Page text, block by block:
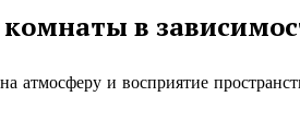
в
атмосферу и восприятие